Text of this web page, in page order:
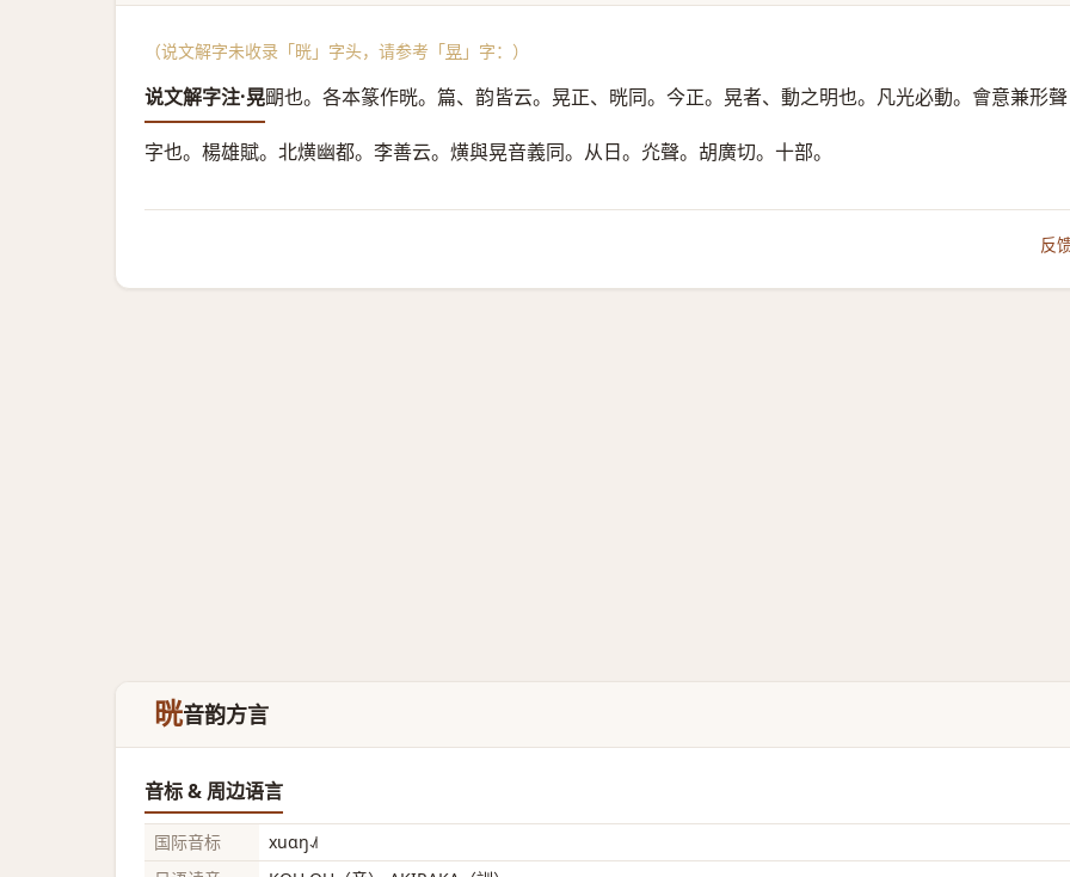
（说文解字未收录「晄」字头，请参考「晃 」字：）
说文解字注·晃朙也。 各本篆作晄。篇、韵皆云。晃正、晄同。今正。晃者、動之明也。凡光必動。會意兼形聲
字也。楊雄賦。北熿幽都。李善云。熿與晃音義同。 从日。灮聲。 胡廣切。十部。
反
晄音韵方言
音标 & 周边语言
国际音标
xuɑŋ˨˩˦